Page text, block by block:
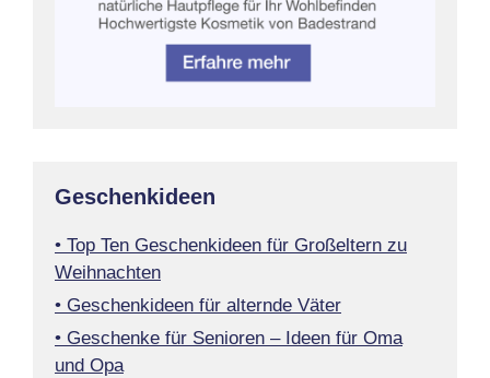
Geschenkideen
• Top Ten Geschenkideen für Großeltern zu
Weihnachten
• Geschenkideen für alternde Väter
• Geschenke für Senioren – Ideen für Oma
und Opa